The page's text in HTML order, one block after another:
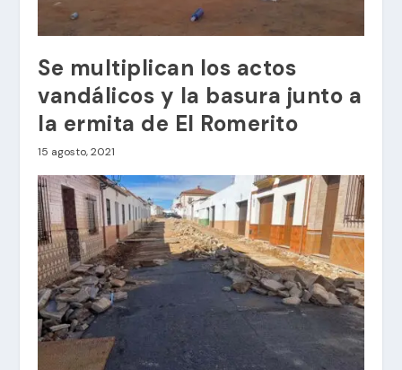
Se multiplican los actos
vandálicos y la basura junto a
la ermita de El Romerito
15 agosto, 2021